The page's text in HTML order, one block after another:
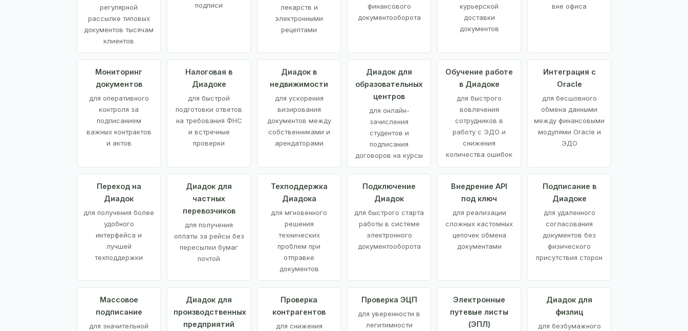
регулярной
рассылке типовых
документов тысячам
клиентов
подписи
лекарств и
электронными
рецептами
финансового
документооборота
курьерской
доставки
документов
вне офиса
Мониторинг
документов
для оперативного
контроля за
подписанием
важных контрактов
и актов
Налоговая в
Диадоке
для быстрой
подготовки ответов
на требования ФНС
и встречные
проверки
Диадок в
недвижимости
для ускорения
визирования
документов между
собственниками и
арендаторами
Диадок для
образовательных
центров
для онлайн-
зачисления
студентов и
подписания
договоров на курсы
Обучение работе
в Диадоке
для быстрого
вовлечения
сотрудников в
работу с ЭДО и
снижения
количества ошибок
Интеграция с
Oracle
для бесшовного
обмена данными
между финансовыми
модулями Oracle и
ЭДО
Переход на
Диадок
для получения более
удобного
интерфейса и
лучшей
техподдержки
Диадок для
частных
перевозчиков
для получения
оплаты за рейсы без
пересылки бумаг
почтой
Техподдержка
Диадока
для мгновенного
решения
технических
проблем при
отправке
документов
Подключение
Диадок
для быстрого старта
работы в системе
электронного
документооборота
Внедрение API
под ключ
для реализации
сложных кастомных
цепочек обмена
документами
Подписание в
Диадоке
для удаленного
согласования
документов без
физического
присутствия сторон
Массовое
подписание
для значительной
Диадок для
производственных
предприятий
Проверка
контрагентов
для снижения
Проверка ЭЦП
для уверенности в
легитимности
Электронные
путевые листы
(ЭПЛ)
Диадок для
физлиц
для безбумажного